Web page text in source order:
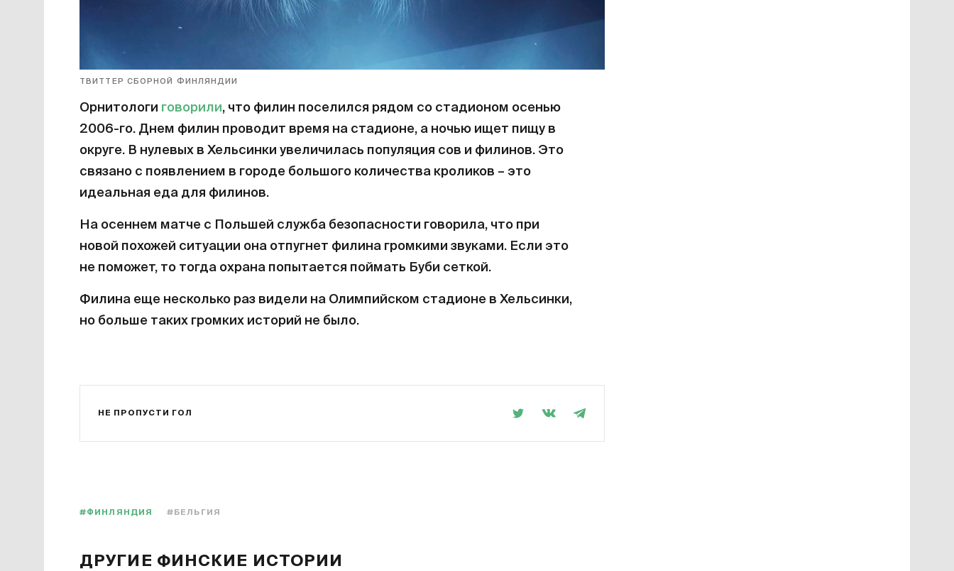
ТВИТТЕР СБОРНОЙ ФИНЛЯНДИИ
Орнитологи говорили, что филин поселился рядом со стадионом осенью
2006-го. Днем филин проводит время на стадионе, а ночью ищет пищу в
округе. В нулевых в Хельсинки увеличилась популяция сов и филинов. Это
связано с появлением в городе большого количества кроликов – это
идеальная еда для филинов.
На осеннем матче с Польшей служба безопасности говорила, что при
новой похожей ситуации она отпугнет филина громкими звуками. Если это
не поможет, то тогда охрана попытается поймать Буби сеткой.
Филина еще несколько раз видели на Олимпийском стадионе в Хельсинки,
но больше таких громких историй не было.
НЕ ПРОПУСТИ ГОЛ
#ФИНЛЯНДИЯ #БЕЛЬГИЯ
ДРУГИЕ ФИНСКИЕ ИСТОРИИ